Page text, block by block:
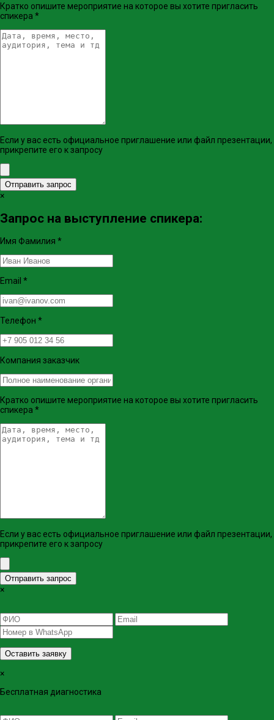
Кратко опишите мероприятие на которое вы хотите пригласить
спикера *
Если у вас есть официальное приглашение или файл презентации,
прикрепите его к запросу
Отправить запрос
×
Запрос на выступление спикера:
Имя Фамилия *
Email *
Телефон *
Компания заказчик
Кратко опишите мероприятие на которое вы хотите пригласить
спикера *
Если у вас есть официальное приглашение или файл презентации,
прикрепите его к запросу
Отправить запрос
×
Оставить заявку
×
Бесплатная диагностика